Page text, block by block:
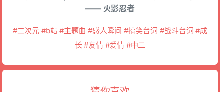
—— 火影忍者
#二次元 #b站 #主题曲 #感人瞬间 #搞笑台词 #战斗台词 #成
长 #友情 #爱情 #中二